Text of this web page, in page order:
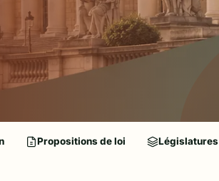
Propositions de loi Législatures